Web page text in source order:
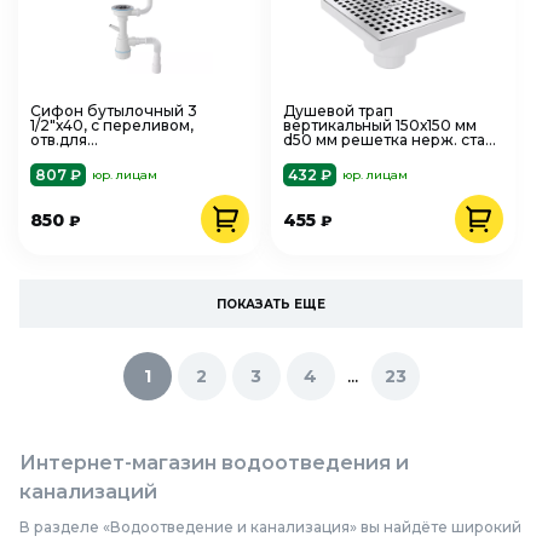
Сифон бутылочный 3
1/2"х40, с переливом,
отв.для
1/2"-40/50 Nova 1047
807 ₽ юр. лицам
850 ₽
Душевой трап
вертикальный 150х150 мм
d50 мм решетка нерж. сталь
432 ₽
юр. лицам
455₽
ПОКАЗАТЬ ЕЩЕ
1 2 3 4 ... 23
Интернет-магазин водоотведения и
канализаций
В разделе «Водоотведение и канализация» вы найдёте широкий